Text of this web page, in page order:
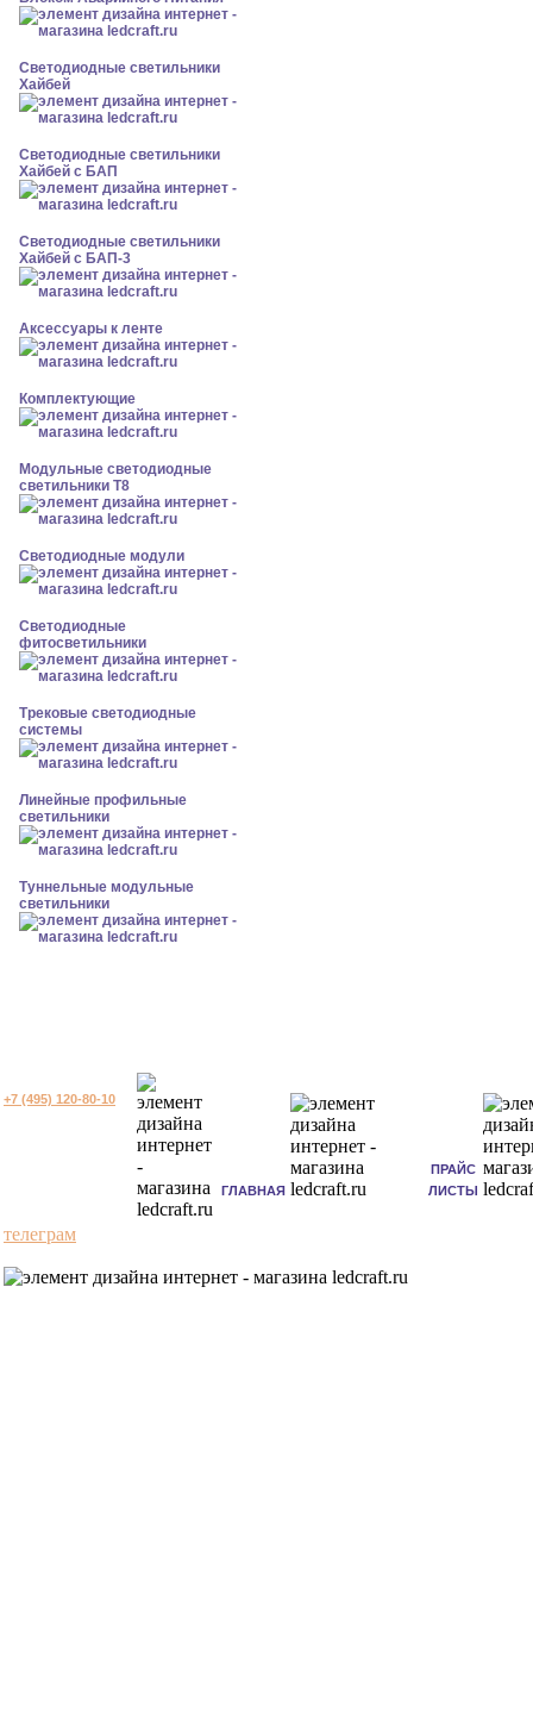
Светодиодные светильники
Хайбей
Светодиодные светильники
Хайбей с БАП
Светодиодные светильники
Хайбей с БАП-3
Аксессуары к ленте
Комплектующие
Модульные светодиодные
светильники Т8
Светодиодные модули
Светодиодные
фитосветильники
Трековые светодиодные
системы
Линейные профильные
светильники
Туннельные модульные
светильники
+7 (495) 120-80-10
ГЛАВНАЯ
ПРАЙС
ЛИСТЫ
телеграм